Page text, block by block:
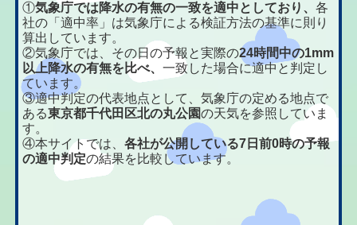
①気象庁では降水の有無の一致を適中としており、各
社の「適中率」は気象庁による検証方法の基準に則り
算出しています。
②気象庁では、その日の予報と実際の24時間中の1mm
以上降水の有無を比べ、一致した場合に適中と判定し
ています。
③適中判定の代表地点として、気象庁の定める地点で
ある東京都千代田区北の丸公園の天気を参照していま
す。
④本サイトでは、各社が公開している7日前0時の予報
の適中判定の結果を比較しています。